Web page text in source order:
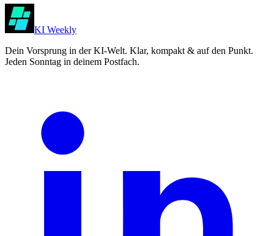
KI Weekly
Dein Vorsprung in der KI-Welt. Klar, kompakt & auf den Punkt.
Jeden Sonntag in deinem Postfach.